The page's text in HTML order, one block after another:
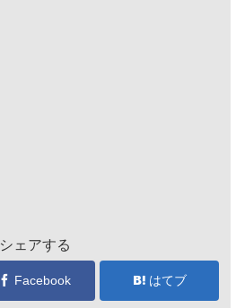
シェアする
Facebook はてブ